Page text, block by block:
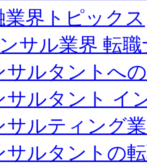
業界トピックス
サル業界 転
サルタントへ
サルタント イ
サルティング
サルタントの